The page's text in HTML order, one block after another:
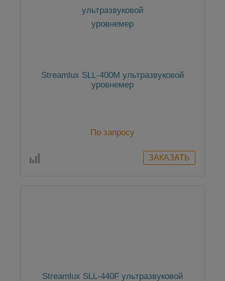
Streamlux SLL-400M ультразвуковой
уровнемер
По запросу
Streamlux SLL-440F ультразвуковой